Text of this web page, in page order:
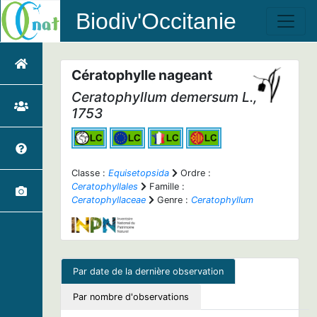
Biodiv'Occitanie
Cératophylle nageant
Ceratophyllum demersum L.,
1753
Classe : Equisetopsida
Ordre :
Ceratophyllales
Famille :
Ceratophyllaceae
Genre : Ceratophyllum
Par date de la dernière observation
Par nombre d'observations